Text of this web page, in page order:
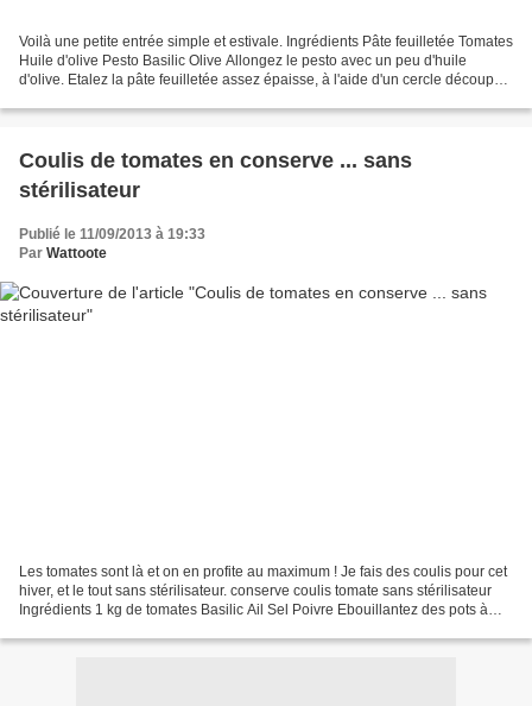
Voilà une petite entrée simple et estivale. Ingrédients Pâte feuilletée Tomates
Huile d'olive Pesto Basilic Olive Allongez le pesto avec un peu d'huile
d'olive. Etalez la pâte feuilletée assez épaisse, à l'aide d'un cercle découpez
Coulis de tomates en conserve ... sans
stérilisateur
Publié le 11/09/2013 à 19:33
Par Wattoote
Les tomates sont là et on en profite au maximum ! Je fais des coulis pour cet
hiver, et le tout sans stérilisateur. conserve coulis tomate sans stérilisateur
Ingrédients 1 kg de tomates Basilic Ail Sel Poivre Ebouillantez des pots à